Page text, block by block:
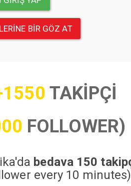
BIR GÖZ AT
TAKİPÇİ
FOLLOWER)
bedava 150
every 10 minutes)